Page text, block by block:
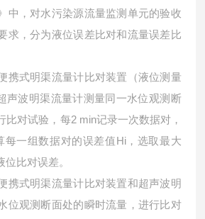
中，对水污染源流量监测单元的验收
求，分为液位误差比对和流量误差比
携式明渠流量计比对装置（液位测量
声波明渠流量计测量同一水位观测断
比对试验，每2 min记录一次数据对，
每一组数据对的误差值Hi，选取最大
比对误差。
携式明渠流量计比对装置和超声波明
位观测断面处的瞬时流量，进行比对